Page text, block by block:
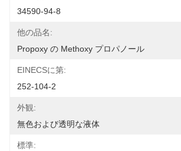
34590-94-8
他の品名:
Propoxy の Methoxy プロパノール
EINECSに第:
252-104-2
外観:
無色および透明な液体
標準: